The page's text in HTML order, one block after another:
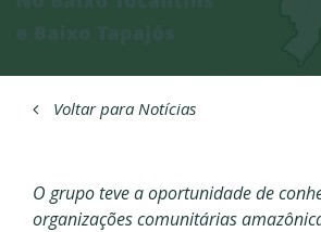
Voltar para Notícias
O grupo teve a oportunidade de
organizações comunitárias